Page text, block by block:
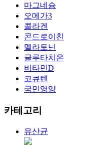
마그네슘
오메가3
콜라겐
콘드로이친
멜라토닌
글루타치온
비타민D
코큐텐
국민영양
카테고리
유산균